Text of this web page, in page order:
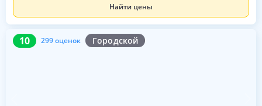
Найти цены
10 299 оценок Городской
10 299 оценок